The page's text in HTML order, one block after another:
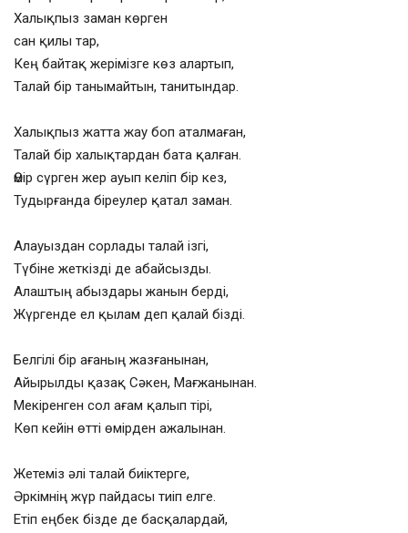
Халықпыз заман көрген
сан қилы тар,
Кең байтақ жерімізге көз алартып,
Талай бір танымайтын, танитындар.
Халықпыз жатта жау боп аталмаған,
Талай бір халықтардан бата қалған.
Өмір сүрген жер ауып келіп бір кез,
Тудырғанда біреулер қатал заман.
Алауыздан сорлады талай ізгі,
Түбіне жеткізді де абайсызды.
Алаштың абыздары жанын берді,
Жүргенде ел қылам деп қалай бізді.
Белгілі бір ағаның жазғанынан,
Айырылды қазақ Сәкен, Мағжанынан.
Мекіренген сол ағам қалып тірі,
Көп кейін өтті өмірден ажалынан.
Жетеміз әлі талай биіктерге,
Әркімнің жүр пайдасы тиіп елге.
Етіп еңбек бізде де басқалардай,